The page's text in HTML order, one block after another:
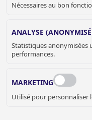
FIL
D'ARIANE
Accueil Sanitaire
Urinoir suspendu
vont s’installer dans
WC publics, Stades,
inoxydables avec un
Nécessaires au bon
ANALYSE
Statistiques anonymisées
performances.
MARKETING
Utilisé pour personnaliser